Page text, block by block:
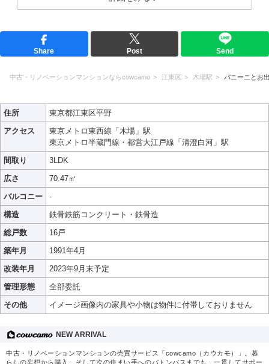
Share Post Send
中古・リノベーションマンションならcowcamo 江東区 木場駅 パニーニとお
住所
東京都江東区平野
アクセス
東京メトロ東西線「木場」駅
東京メトロ半蔵門線・都営大江戸線「清澄白河」駅
間取り
3LDK
広さ
70.47㎡
バルコニー
-
構造
鉄骨鉄筋コンクリート・鉄骨造
総戸数
16戸
築年月
1991年4月
改装年月
2023年9月末予定
管理形態
全部委託
その他
イメージ画像内の家具や小物は物件に付帯しておりません
NEW ARRIVAL
中古・リノベーションマンションの売買サービス「cowcamo（カウカモ）」。暮
らしの妄想から購入、そして次の住まい手へのバトンパスまでも、一貫してサポー